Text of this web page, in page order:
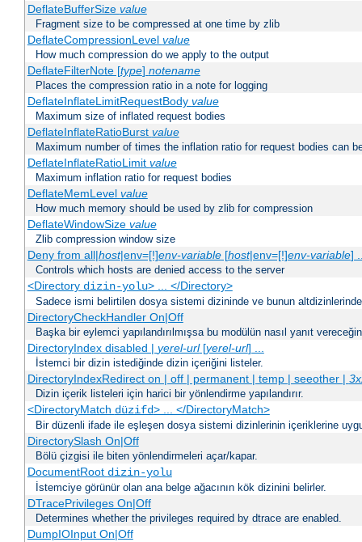
DeflateBufferSize value
Fragment size to be compressed at one time by zlib
DeflateCompressionLevel value
How much compression do we apply to the output
DeflateFilterNote [type] notename
Places the compression ratio in a note for logging
DeflateInflateLimitRequestBody value
Maximum size of inflated request bodies
DeflateInflateRatioBurst value
Maximum number of times the inflation ratio for request bodies can
DeflateInflateRatioLimit value
Maximum inflation ratio for request bodies
DeflateMemLevel value
How much memory should be used by zlib for compression
DeflateWindowSize value
Zlib compression window size
Deny from all|host|env=[!]env-variable[host|env=[!]env-variable]
Controls which hosts are denied access to the server
<Directory dizin-yolu> ... </Directory>
Sadece ismi belirtilen dosya sistemi dizininde ve bunun
DirectoryCheckHandler On|Off
Başka bir eylemci yapılandırılmışsa bu modülün nasıl yanıt
DirectoryIndex disabled | yerel-url[yerel-url] ...
İstemci bir dizin istediğinde dizin içeriğini listeler.
DirectoryIndexRedirect on | off | permanent | temp | seeother |
Dizin içerik listeleri için harici bir yönlendirme yapılandırır.
<DirectoryMatch düzifd> ... </DirectoryMatch>
Bir düzenli ifade ile eşleşen dosya sistemi dizinlerinin içeriklerine
DirectorySlash On|Off
Bölü çizgisi ile biten yönlendirmeleri açar/kapar.
DocumentRoot dizin-yolu
İstemciye görünür olan ana belge ağacının kök dizinini belirler.
DTracePrivileges On|Off
Determines whether the privileges required by dtrace are enabled.
DumpIOInput On|Off